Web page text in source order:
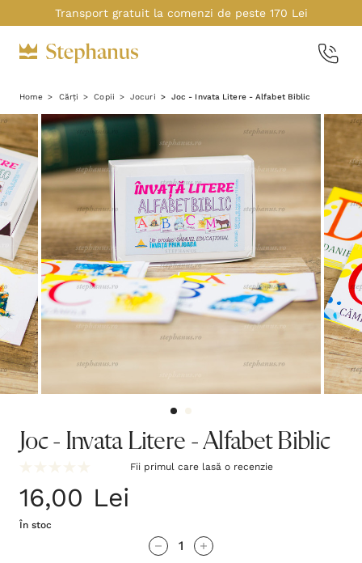
Transport gratuit la comenzi de peste 170 Lei
Home Cărți Copii Jocuri Joc - Invata Litere - Alfabet Biblic
Joc - Invata Litere - Alfabet Biblic
Fii primul care lasă o recenzie
16,00 Lei
În stoc